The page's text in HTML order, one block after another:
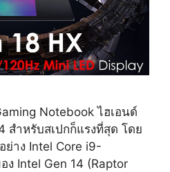
Notebook ไฮเอนด์
สำหรับสเปกก็แรงที่สุด โดย
ย่าง Intel Core i9-
ง Intel Gen 14 (Raptor